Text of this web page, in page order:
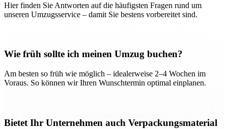
Hier finden Sie Antworten auf die häufigsten Fragen rund um
unseren Umzugsservice – damit Sie bestens vorbereitet sind.
Wie früh sollte ich meinen Umzug buchen?
Am besten so früh wie möglich – idealerweise 2–4 Wochen im
Voraus. So können wir Ihren Wunschtermin optimal einplanen.
Bietet Ihr Unternehmen auch Verpackungsmaterial